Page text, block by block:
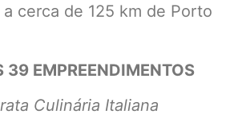
de 125 km de Porto
39 EMPREENDIMENTOS
Culinária Italiana